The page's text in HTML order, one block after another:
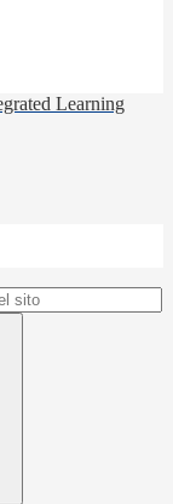
Learning